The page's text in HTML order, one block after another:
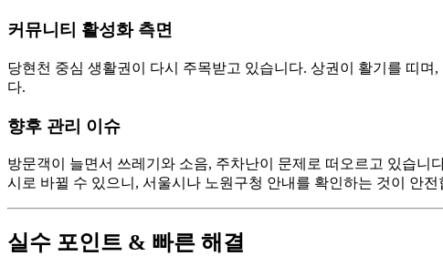
커뮤니티 활성화 측면
당현천 중심 생활권이 다시 주목받고 있습니다. 상권이 활기를 띠
다.
향후 관리 이슈
방문객이 늘면서 쓰레기와 소음, 주차난이 문제로 떠오르고 있습
시로 바뀔 수 있으니, 서울시나 노원구청 안내를 확인하는 것이 안
실수 포인트 & 빠른 해결